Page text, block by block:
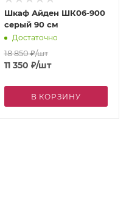
Шкаф Айден ШК06-900
серый 90 см
Достаточно
18 850₽/шт
11 350 ₽/шт
В КОРЗИНУ